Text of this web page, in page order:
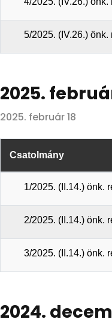
5/2025. (IV.26.)
2025.
2025. február 18
Csatolmány
1/2025. (II.14.) önk.
2/2025. (II.14.) önk.
3/2025. (II.14.) önk.
2024.